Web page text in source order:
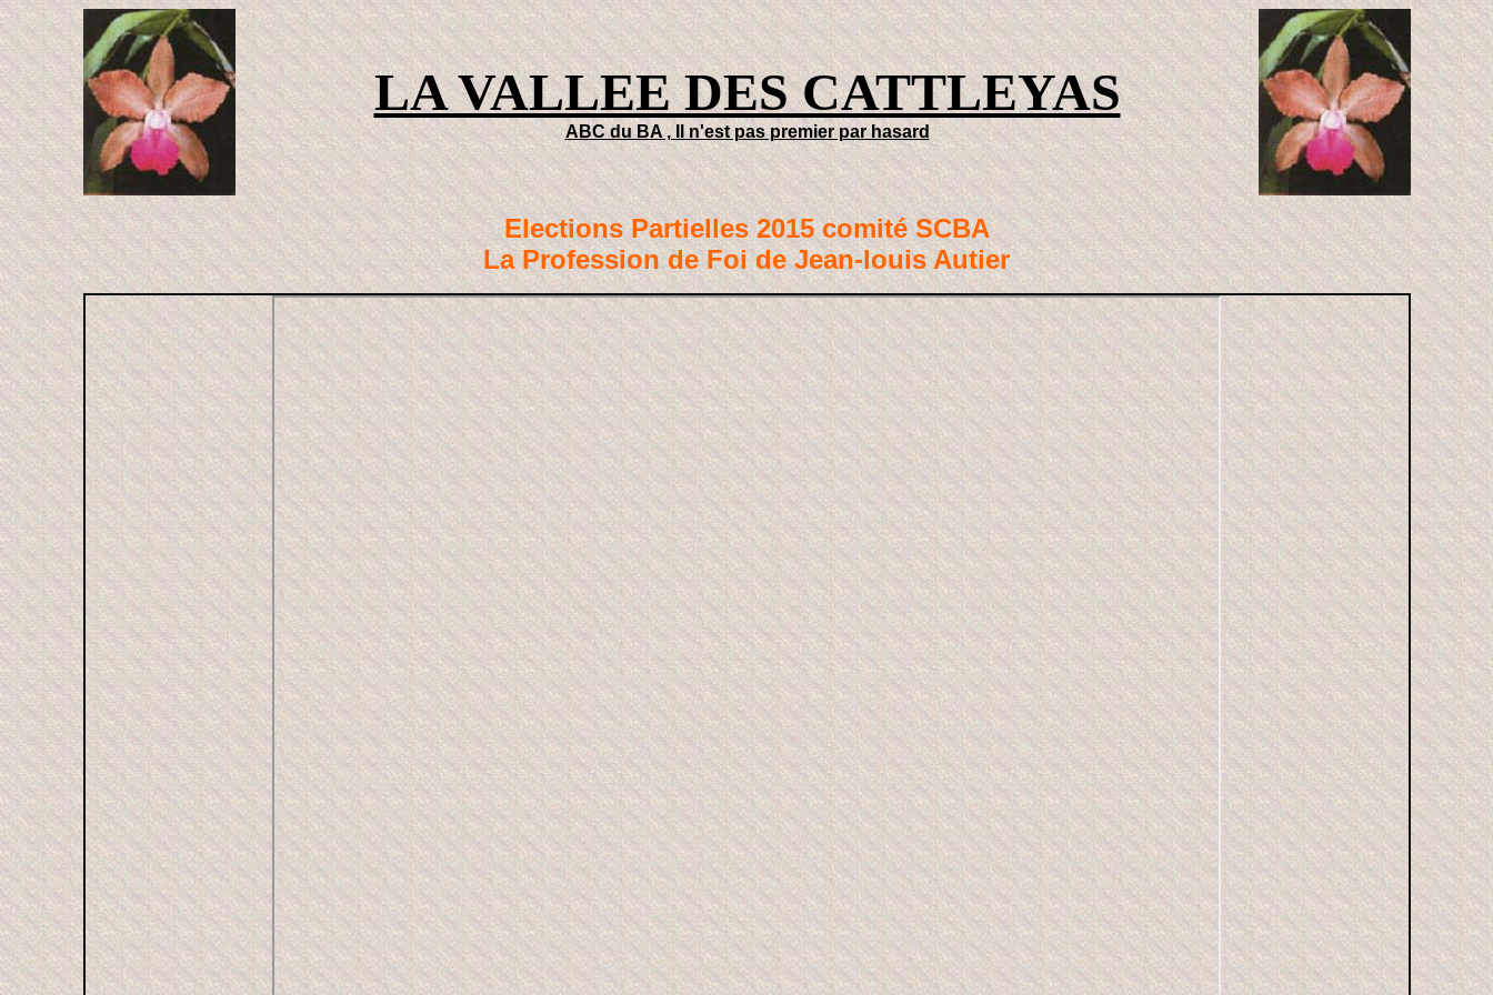
LA VALLEE DES CATTLEYAS
ABC du BA , Il n'est pas premier par hasard
Elections Partielles 2015 comité SCBA
La Profession de Foi de Jean-louis Autier